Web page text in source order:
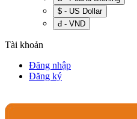
$ - US Dollar
đ - VND
Tài khoản
Đăng nhập
Đăng ký